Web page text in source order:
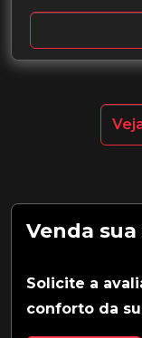
Venda
Solicite a
conforto da